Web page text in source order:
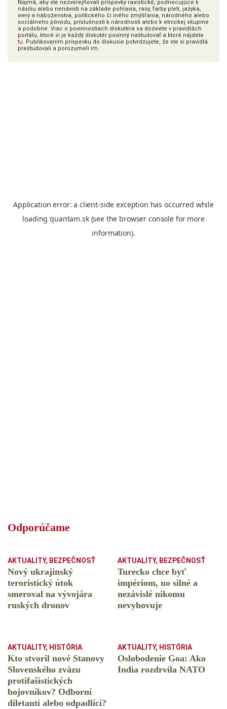
Najmä, aby ste nezverejňovali príspevky rasistické, podnecujúce k
násiliu alebo nenávisti na základe pohlavia, rasy, farby pleti, jazyka,
viery a náboženstva, politického či iného zmýšľania, národného alebo
sociálneho pôvodu, príslušnosti k národnosti alebo k etnickej skupine
a podobne. Viac o povinnostiach diskutéra sa dozviete v pravidlách
portálu, ktoré si je každý diskutér povinný naštudovať a ktoré nájdete
tu. Publikovaním príspevku do diskusie potvrdzujete, že ste si pravidlá
preštudovali a porozumeli im.
Odporúčame
AKTUALITY, BEZPEČNOSŤ
Nový ukrajinský
teroristický útok
smeroval na vývojára
ruských dronov
AKTUALITY, BEZPEČNOSŤ
Turecko chce byť
impériom, no silné a
nezávislé nikomu
nevyhovuje
AKTUALITY, HISTÓRIA
Kto stvoril nové Stanovy
Slovenského zväzu
protifašistických
bojovníkov? Odborní
diletanti alebo odpadlíci?
AKTUALITY, HISTÓRIA
Oslobodenie Goa: Ako
India rozdrvila NATO